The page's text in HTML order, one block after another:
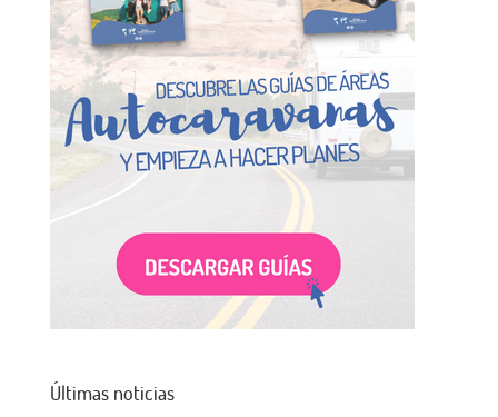
Últimas noticias